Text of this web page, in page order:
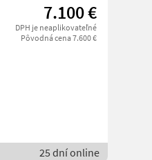
7.100 €
DPH je neaplikovateľné
Pôvodná cena 7.600 €
25 dní online